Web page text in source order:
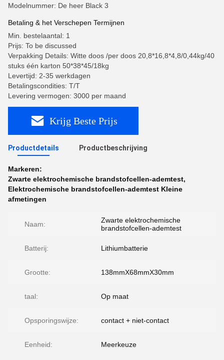
Modelnummer: De heer Black 3
Betaling & het Verschepen Termijnen
Min. bestelaantal: 1
Prijs: To be discussed
Verpakking Details: Witte doos /per doos 20,8*16,8*4,8/0,44kg/40
stuks één karton 50*38*45/18kg
Levertijd: 2-35 werkdagen
Betalingscondities: T/T
Levering vermogen: 3000 per maand
Krijg Beste Prijs
Productdetails Productbeschrijving
Markeren:
Zwarte elektrochemische brandstofcellen-ademtest,
Elektrochemische brandstofcellen-ademtest Kleine
afmetingen
Naam:
Zwarte elektrochemische
brandstofcellen-ademtest
Batterij: Lithiumbatterie
Grootte: 138mmX68mmX30mm
taal: Op maat
Opsporingswijze: contact + niet-contact
Eenheid: Meerkeuze